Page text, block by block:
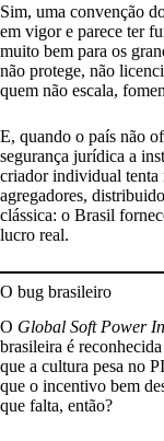
Sim, uma convenção
em vigor e parece ter
muito bem para os
não protege, não
quem não escala,
E, quando o país não
segurança jurídica a
criador individual tenta
agregadores,
clássica: o Brasil
lucro real.
O bug brasileiro
O Global Soft Power
brasileira é
que a cultura pesa no
que o incentivo bem
que falta, então?